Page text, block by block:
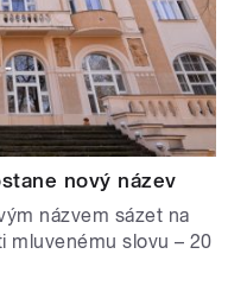
nový název
názvem sázet na
mluvenému slovu – 20